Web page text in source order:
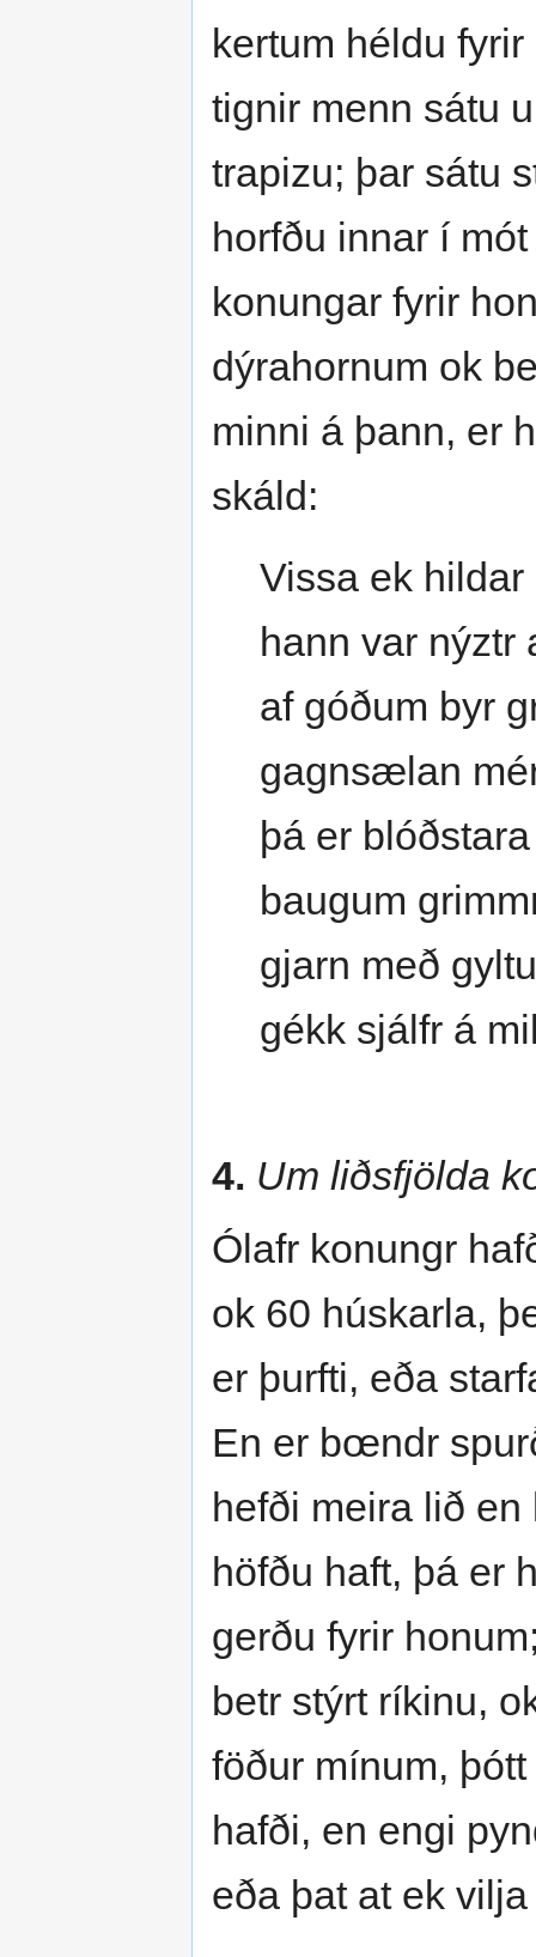
kertum héldu
tignir menn sátu
trapizu; þar sátu
horfðu innar í
konungar fyrir
dýrahornum ok
minni á þann, er
skáld:
Vissa ek hildar
hann var nýztr
af góðum byr
gagnsælan
þá er
baugum
gjarn með
gékk sjálfr á
4. Um liðsfjölda
Ólafr konungr
ok 60 húskarla,
er þurfti, eða
En er bœndr
hefði meira lið
höfðu haft, þá er
gerðu fyrir
betr stýrt ríkinu,
föður mínum,
hafði, en engi
eða þat at ek